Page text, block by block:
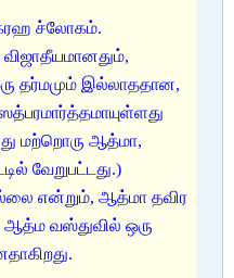
ச்லோகம்.
தர்மமும் இல்லாததான,
மற்றொரு ஆத்மா,
வேறுபட்டது.)
என்றும், ஆத்மா தவிர
வஸ்துவில் ஒரு